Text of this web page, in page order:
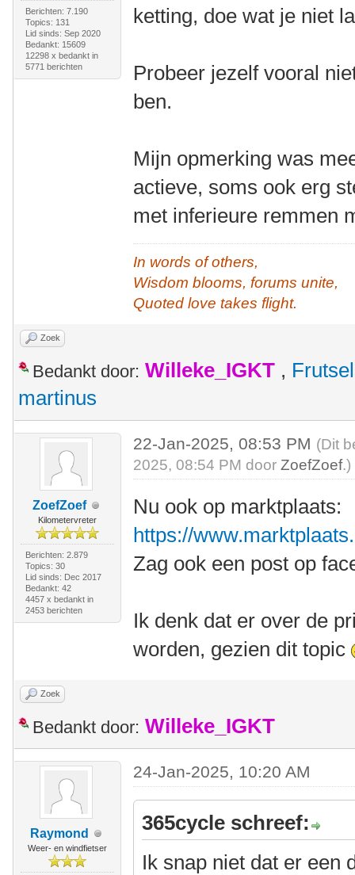
Berichten: 7.190
Topics: 131
Lid sinds: Sep 2020
Bedankt: 15609
12298 x bedankt in
5771 berichten
ketting, doe wat je niet
Probeer jezelf vooral
ben.
Mijn opmerking was
actieve, soms ook erg
met inferieure remmen
In words of others,
Wisdom blooms, forums unite,
Quoted love takes flight.
Zoek
Bedankt door: Willeke_IGKT , Frutsel
martinus
ZoefZoef
Kilometervreter
Berichten: 2.879
Topics: 30
Lid sinds: Dec 2017
Bedankt: 42
4457 x bedankt in
2453 berichten
22-Jan-2025, 08:53 PM (Dit
2025, 08:54 PM doorZoefZoef.)
Nu ook op marktplaats:
https://
Zag ook een post op
Ik denk dat er over de
worden, gezien dit topic
Zoek
Bedankt door: Willeke_IGKT
Raymond
Weer- en windfietser
24-Jan-2025, 10:20 AM
365cycle schreef:
Ik snap niet dat er een